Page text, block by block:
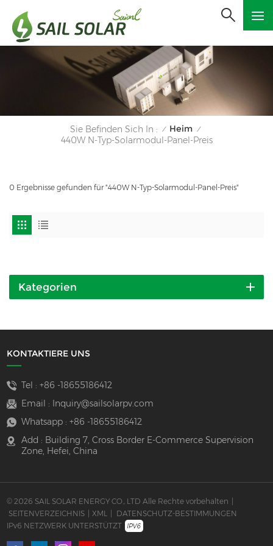
Sie Befinden Sich In : / Heim /
440W N-Typ-Solarmodul-Panel-Preis
0 Ergebnisse gefunden für "440W N-Typ-Solarmodul-Panel-Preis"
Kategorien
KONTAKTIERE UNS
Tel : +86 -18655186412
Email :
Inquiry@sailsolarpv.com
Whatsapp : +86 -18655186412
Add : Building 7, Cross Border E-Commerce Supervision
Zone, Hefei, China
© 2026 SAIL SOLAR ENERGY CO., LTD Alle Rechte vorbehalten |
SEITENVERZEICHNIS | XML | DATENSCHUTZ-BESTIMMUNGEN
IPv6 NETZWERK UNTERSTÜTZT